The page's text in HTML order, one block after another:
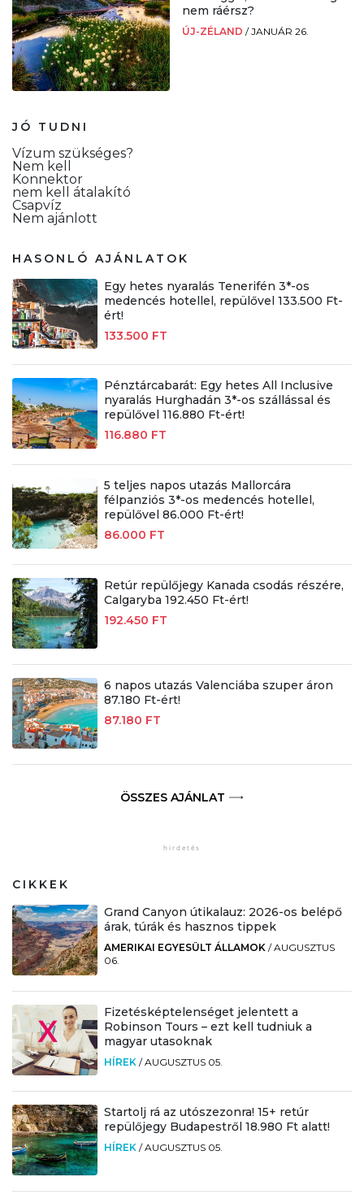
nem ráérsz?
ÚJ-ZÉLAND /JANUÁR 26.
JÓ TUDNI
Vízum szükséges?
Nem kell
Konnektor
nem kell átalakító
Csapvíz
Nem ajánlott
HASONLÓ AJÁNLATOK
Egy hetes nyaralás Tenerifén 3*-os
medencés hotellel, repülővel 133.500 Ft-
ért!
133.500 FT
Pénztárcabarát: Egy hetes All Inclusive
nyaralás Hurghadán 3*-os szállással és
repülővel 116.880 Ft-ért!
116.880 FT
5 teljes napos utazás Mallorcára
félpanziós 3*-os medencés hotellel,
repülővel 86.000 Ft-ért!
86.000 FT
Retúr repülőjegy Kanada csodás részére,
Calgaryba 192.450 Ft-ért!
192.450 FT
6 napos utazás Valenciába szuper áron
87.180 Ft-ért!
87.180 FT
ÖSSZES AJÁNLAT
CIKKEK
Grand Canyon útikalauz: 2026-os belépő
árak, túrák és hasznos tippek
AMERIKAI EGYESÜLT ÁLLAMOK /AUGUSZTUS
06.
Fizetésképtelenséget jelentett a
Robinson Tours – ezt kell tudniuk a
magyar utasoknak
HÍREK /AUGUSZTUS 05.
Startolj rá az utószezonra! 15+ retúr
repülőjegy Budapestről 18.980 Ft alatt!
HÍREK /AUGUSZTUS 05.